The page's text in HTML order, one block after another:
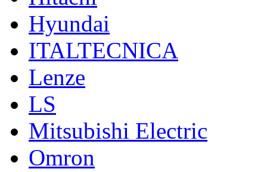
Hyundai
ITALTECNICA
Lenze
LS
Mitsubishi Electric
Omron